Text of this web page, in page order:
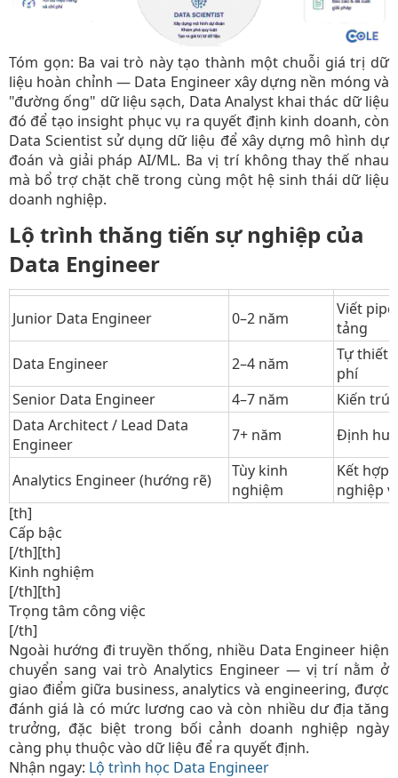
Tóm gọn: Ba vai trò này tạo thành một chuỗi giá trị dữ
liệu hoàn chỉnh — Data Engineer xây dựng nền móng và
"đường ống" dữ liệu sạch, Data Analyst khai thác dữ liệu
đó để tạo insight phục vụ ra quyết định kinh doanh, còn
Data Scientist sử dụng dữ liệu để xây dựng mô hình dự
đoán và giải pháp AI/ML. Ba vị trí không thay thế nhau
mà bổ trợ chặt chẽ trong cùng một hệ sinh thái dữ liệu
doanh nghiệp.
Lộ trình thăng tiến sự nghiệp của
Data Engineer
Junior Data Engineer 0–2 năm
Viết
tảng
Data Engineer
2–4 năm
Tự thiết
phí
Senior Data Engineer
4–7 năm
Kiến
Data Architect / Lead Data
Engineer
7+ năm Định
Analytics Engineer (hướng rẽ)
Tùy kinh
nghiệm
Kết hợp
nghiệp
[th]
Cấp bậc​
[/th][th]
Kinh nghiệm​
[/th][th]
Trọng tâm công việc​
[/th]​
Ngoài hướng đi truyền thống, nhiều Data Engineer hiện
chuyển sang vai trò Analytics Engineer — vị trí nằm ở
giao điểm giữa business, analytics và engineering, được
đánh giá là có mức lương cao và còn nhiều dư địa tăng
trưởng, đặc biệt trong bối cảnh doanh nghiệp ngày
càng phụ thuộc vào dữ liệu để ra quyết định.
Nhận ngay: Lộ trình học Data Engineer